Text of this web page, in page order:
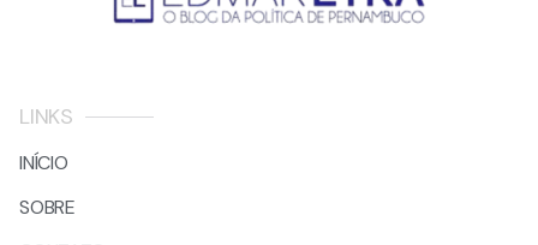
LINKS
INÍCIO
SOBRE